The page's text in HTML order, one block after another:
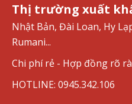
Thị trường xuất
Nhật Bản, Đài Loan, Hy
Rumani...
Chi phí rẻ - Hợp đồng rõ
HOTLINE: 0945.342.106